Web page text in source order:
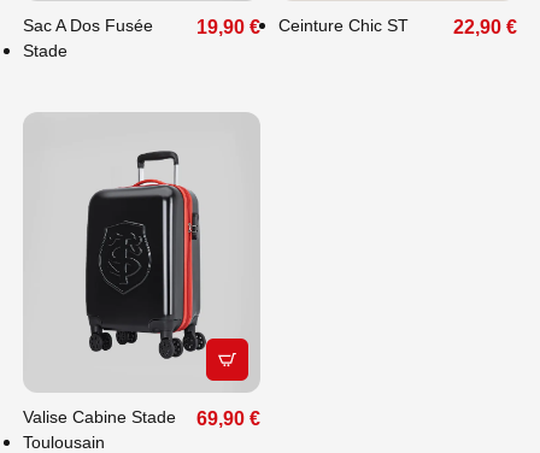
Sac A Dos Fusée
Stade
19,90 € Ceinture Chic ST 22,90 €
APERÇU RAPIDE
Valise Cabine Stade
Toulousain
69,90 €